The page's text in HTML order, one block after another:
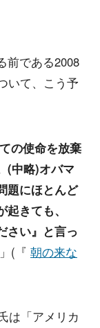
前である2008
いて、こう予
の使命を放棄
(中略)オバマ
題にほとんど
きても、
さい』と言っ
」(『 朝の来な
は「アメリカ